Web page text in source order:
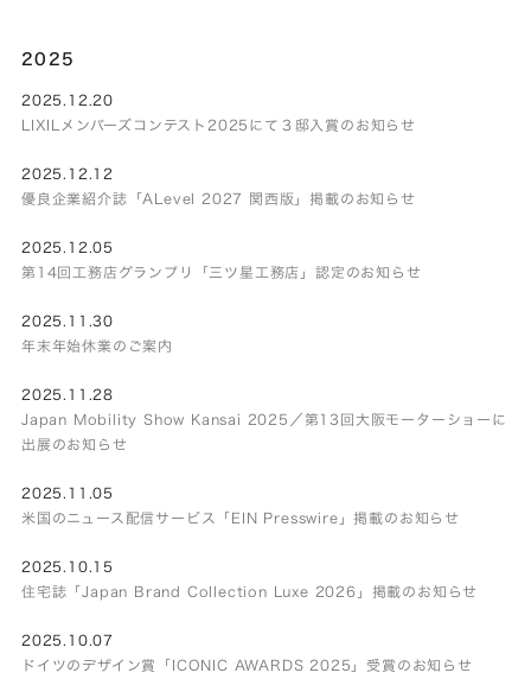
2025
2025.12.20
LIXILメンバーズコンテスト2025にて３邸入賞のお知らせ
2025.12.12
優良企業紹介誌「ALevel 2027 関西版」掲載のお知らせ
2025.12.05
第14回工務店グランプリ「三ツ星工務店」認定のお知らせ
2025.11.30
年末年始休業のご案内
2025.11.28
Japan Mobility Show Kansai 2025／第13回大阪モーターショーに
出展のお知らせ
2025.11.05
米国のニュース配信サービス「EIN Presswire」掲載のお知らせ
2025.10.15
住宅誌「Japan Brand Collection Luxe 2026」掲載のお知らせ
2025.10.07
ドイツのデザイン賞「ICONIC AWARDS 2025」受賞のお知らせ